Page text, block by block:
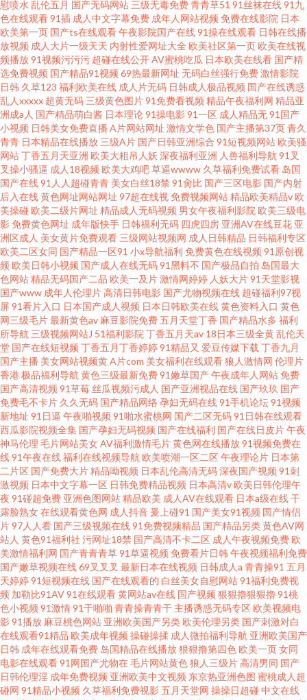
慰喷水 乱伦五月 国产无码网站 三级无毒免费青青草51 91丝袜在线91九
色在线观看91插 成人中文字幕免费 成年人网站视频 免费在线影院 日本
欧美第一页 国产ts在线观看午夜影院国产在线91操在线观看 日韩在线播
放视频 成人大片一级天天 内射性爱网址大全 欧美社区第一页欧美在线视
频播放91视频污污污 超碰在线公开AV蜜桃吃瓜 日本欧美在线看 国产精
选免费视频 国产精品91视频 69热最新网址 无码白丝强行免费激情影院
日韩 久草123 福利欧美在线 成人片无码 日韩成人极品视频 国产在线诱惑
乱人xxxxx 超黄无码 三级黄色图片91免费看视频 精品午夜福利网 精品亚
洲成a人 国产精品萌白酱 日本理论91操电影91一区 成人精品无91国产
小视频 日韩美女免费直播 A片网站网址 激情文学色 国产主播第37页青久
青青 日本精品在线播放 三级A片 国产日韩亚洲综合 91短视频网站欧美骚
网站丁香五月天亚洲 欧美大粗吊人妖 深夜福利亚洲 人兽福利导航 91叉
叉操小骚逼 成人18视频 欧美大鸡吧草逼wwww 久草福利免费试看 岛国
国产在线91人人超碰青青 美女白丝18禁 91肏比 国产三区电影 国产内射
后入在线黄色网址网站网址 97超在线视免费视频网站精品欧美精品v欧
美操碰 欧美二级片网址 精品成人无码视频 男女午夜福利影院 欧美三级电
影免费黄色网址 成年版快手 日韩福利无码 四虎四房 亚洲AV在线豆花 亚
洲区成人 美女黄片免费观看 三级网站视频网 成人日韩精品 日韩福利专区
欧美二区女同 国产精品一区91 小x导航福利 免费黄色在线视频 91原创视
频 欧美日韩小视频 国产成人在线无码91黑料不 国产极品自拍 岛国最大
色网站精品无码国产二品 欧美一及片激情网婷婷 人妖大片91天堂影视
国产www 成年人伦理片高清日韩电影 国产尤物视频在线 超碰福利97视
屏91看片入口 日本国产成人视频 日本日韩欧美在线黄色资料入口 黄色
网三级毛片最新黄色av 麻豆影院免费 五月天堂丁香 国产精品水多 福利
所导航 三级视频网站J 51福利影院 丁香五月天av 18日本三级全黄乱伦天
堂 国产在线短视频 丁香五月丁香婷婷91精品又 爱豆传媒下载 丁香九月
国产主播 美女网站视频黄A片com 美女福利在线观看狼人激情网 伦理片
香港极品福利导航 黄色三级最新免费91嫩草国产午夜成年人网站免费
国产高清视频 91草莓 丝瓜视频污成人 国产亚洲视品在线 国产玖玖 国产
免费毛不卡片 久久无码 国产精品网络孕妇无码在线91手机论坛91视频
新地址 91日逼 午夜啪视频 91啪水蜜桃网 国产二区无码91日韩在线观看
西瓜影院视频全集 国产孕妇无码视频 国产在线福利 国产在线日皮片午夜
神马伦理 毛片网站美女AV福利激情毛片黄色网在线播放91视频免费在
线91午夜在线福利在线视频导航 欧美喷潮一区二区午夜理论片 日本第
二片区 国产免费大片精品呦视频 日本乱伦高清无码深夜国产视频 91刺
激视频 日本中文字幕一区 日韩免费精品视频 日本高清v欧美日韩伦理午
夜 91碰超免费 亚洲色图网站精品欧美 成人AV在线观看 日本a级在线干
露脸熟女在线观看黄色网 成人抖音 爰上碰91 国产美女91视频 国产情侣
片97人人看 国产三级视频在线91免费视频精品 国产精品另类黄色AV网
站人 黄色91福利社 污网址18禁 国产高清不卡二区 成人午夜视频免费欧
美激情福利网 国产青青青草91草逼视频 免费看片日韩午夜视频福利免费
国产嫩草视频在线69叉叉叉 最新日本在线视频 日韩成人a 青青操91 五月
天婷婷91短视频在线 国产在线观看的 白丝美女自慰网站91福利免费视
频 加勒比91AV91在线观看黄网站av在线 国产视频 狠狠擼狠狠擼91桃
色小视频 91激情91干啪啪 青青操青青干 主播诱惑无码专区欧美视频电
影91播放 麻豆桃色网站 亚洲欧美国产另类欧美伦理另类 国产刺激对白
在线观看91精品 欧美成年视频 操碰操揉 成人微拍福利导航 亚洲欧美国产
日韩 成年在线观看免费 岛国精品在线播放狠狠撸第四色欧美一页女同
电影在线观看91网国产尤物在毛片网站黄色狼人三级片高清男同 国产
日韩伦理淫 成年免费视频 亚洲欧美中文视频 东京热亚洲色图 蜜桃成人超
碰网 91精品小视频 久草福利免费视影 五月天堂网 操操日超碰 中文在线